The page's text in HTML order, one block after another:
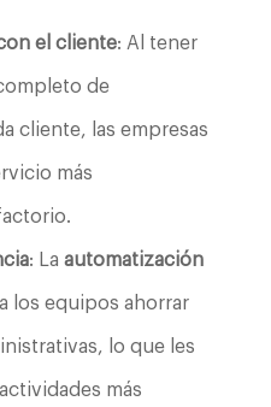
el cliente: Al tener
de
cliente, las empresas
más
: La automatización
los equipos ahorrar
lo que les
más